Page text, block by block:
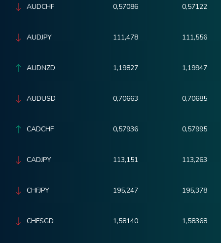
AUDCHF 0,57086 0,57122
AUDJPY 111,478 111,556
AUDNZD 1,19827 1,19947
AUDUSD 0,70663 0,70685
CADCHF 0,57936 0,57995
CADJPY 113,151 113,263
CHFJPY 195,247 195,378
CHFSGD 1,58140 1,58368